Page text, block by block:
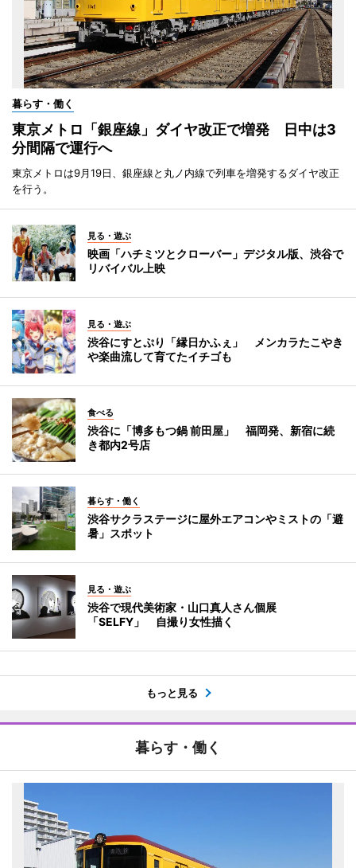
暮らす・働く
東京メトロ「銀座線」ダイヤ改正で増発 日中は3
分間隔で運行へ
東京メトロは9月19日、銀座線と丸ノ内線で列車を増発するダイヤ改正
を行う。
見る・遊ぶ
映画「ハチミツとクローバー」デジタル版、渋谷で
リバイバル上映
見る・遊ぶ
渋谷にすとぷり「縁日かふぇ」 メンカラたこやき
や楽曲流して育てたイチゴも
食べる
渋谷に「博多もつ鍋 前田屋」 福岡発、新宿に続
き都内2号店
暮らす・働く
渋谷サクラステージに屋外エアコンやミストの「避
暑」スポット
見る・遊ぶ
渋谷で現代美術家・山口真人さん個展
「SELFY」 自撮り女性描く
もっと見る
暮らす・働く